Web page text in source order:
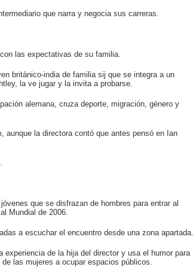
que narra y negocia sus carreras.
las expectativas de su familia.
británico-india de familia sij que se integra a un
la ve jugar y la invita a probarse.
alemana, cruza deporte, migración, género y
la directora contó que antes pensó en Ian
que se disfrazan de hombres para entrar al
Mundial de 2006.
a escuchar el encuentro desde una zona apartada.
de la hija del director y usa el humor para
las mujeres a ocupar espacios públicos.